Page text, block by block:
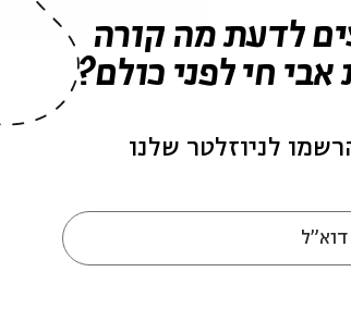
לדעת מה קורה
אבי חי לפני כולם?
לניוזלטר שלנו